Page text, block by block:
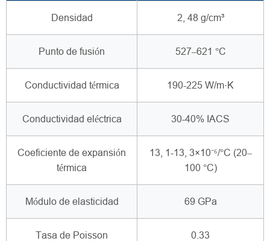
Densidad 2, 48 g/cm³
Punto de fusión 527–621 °C
Conductividad térmica 190-225 W/m·K
Conductividad eléctrica 30-40% IACS
Coeficiente de expansión
térmica
13, 1-13, 3×10⁻⁶/°C (20–
100 °C)
Módulo de elasticidad 69 GPa
Tasa de Poisson 0.33